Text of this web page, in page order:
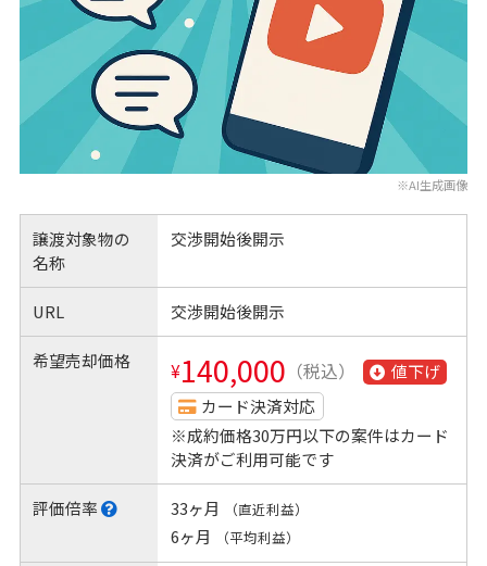
※AI生成画像
譲渡対象物の
名称
交渉開始後開示
URL 交渉開始後開示
希望売却価格 ¥140,000 （税込）
値下げ
カード決済対応
※成約価格30万円以下の案件はカード
決済がご利用可能です
評価倍率 33ヶ月 （直近利益）
6ヶ月 （平均利益）